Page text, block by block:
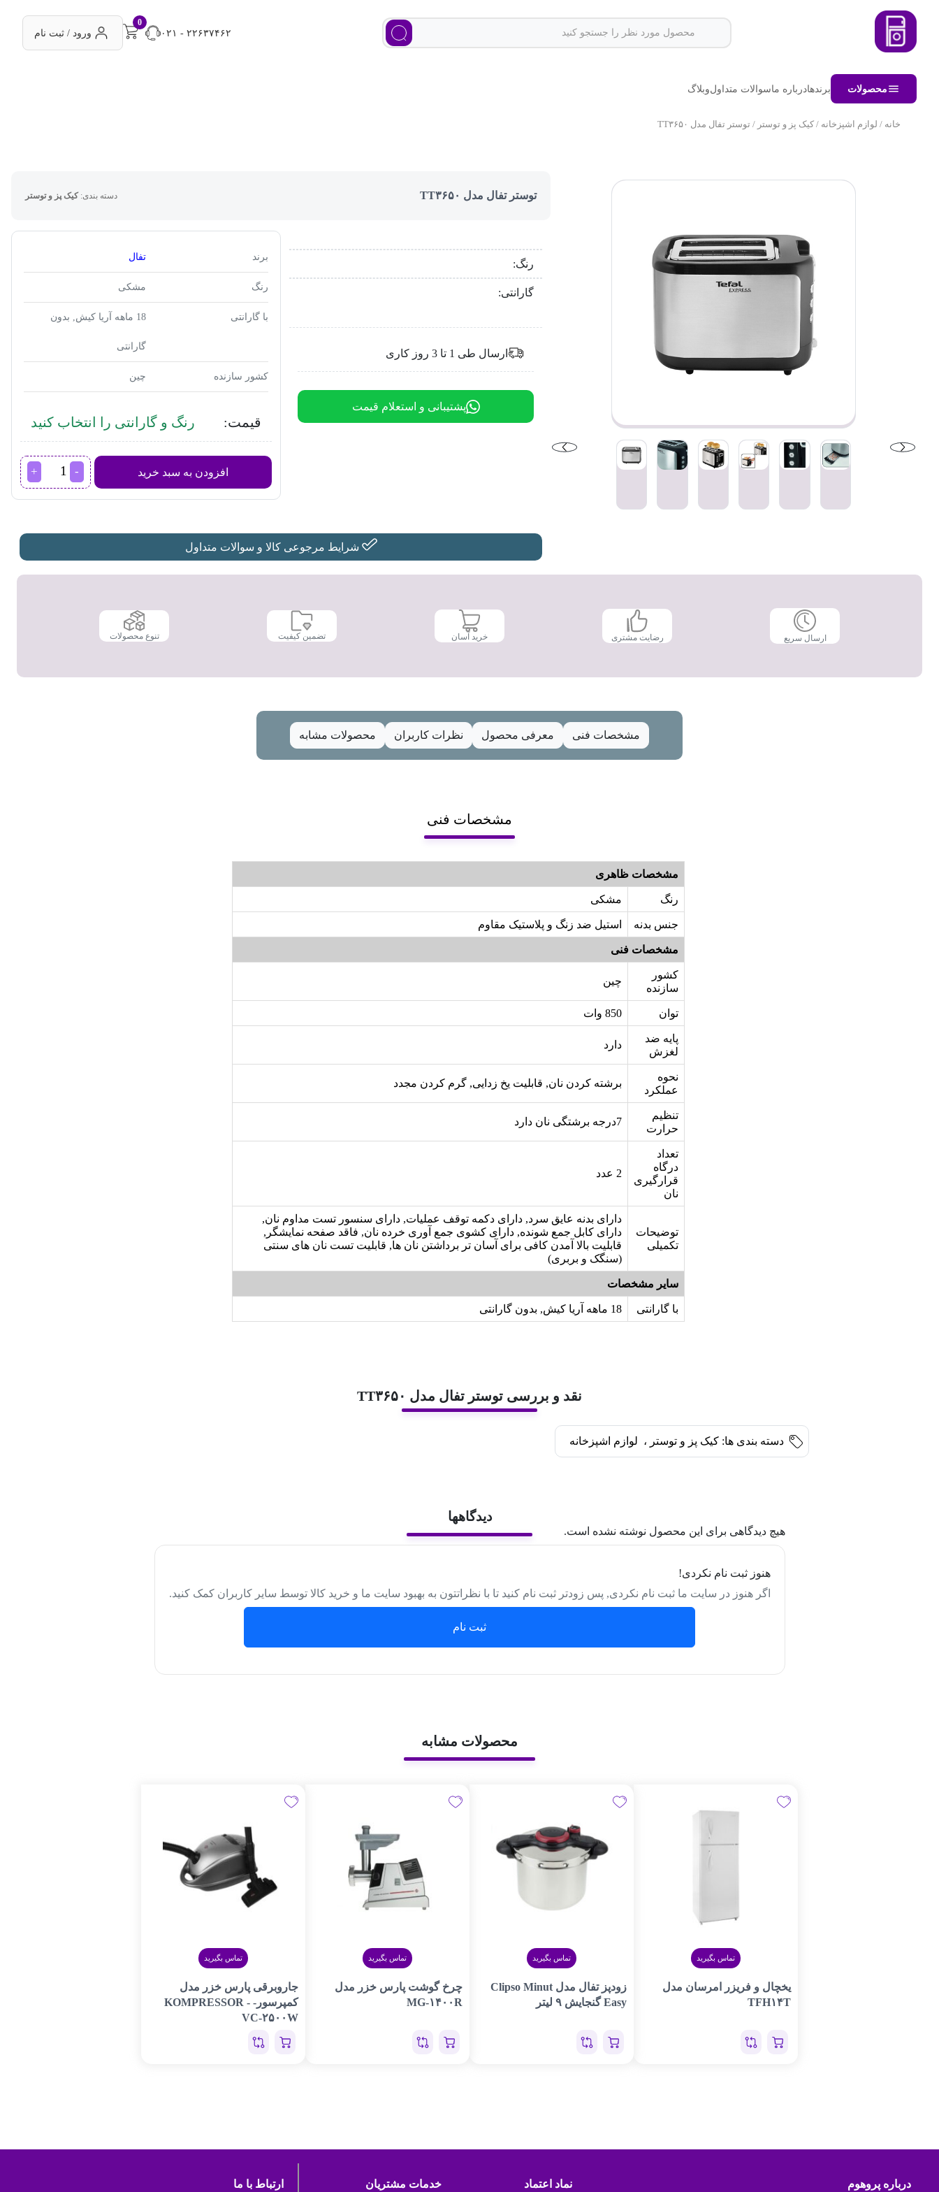
۰۲۱ - ۲۲۶۳۷۴۶۲
0
ورود / ثبت نام
محصولات برندهادرباره ماسوالات متداولوبلاگ
خانه / لوازم اشپزخانه / کیک پز و توستر / توستر تفال مدل TT۳۶۵۰
توستر تفال مدل TT۳۶۵۰ دسته بندی:کیک پز و توستر
رنگ:
گارانتی:
ارسال طی 1 تا 3 روز کاری
پشتیبانی و استعلام قیمت
برند تفال
رنگ مشکی
با گارانتی 18 ماهه آریا کیش, بدون
گارانتی
کشور سازنده چین
قیمت: رنگ و گارانتی را انتخاب کنید
افزودن به سبد خرید
توستر
تفال
شرایط مرجوعی کالا و سوالات متداول
ارسال سریع رضایت مشتری خرید آسان تضمین کیفیت تنوع محصولات
مشخصات فنی معرفی محصول نظرات کاربران محصولات مشابه
مشخصات فنی
مشخصات ظاهری
رنگ مشکی
جنس بدنه استیل ضد زنگ و پلاستیک مقاوم
مشخصات فنی
کشور
سازنده
چین
توان 850 وات
پایه ضد
لغزش
دارد
نحوه
عملکرد
برشته کردن نان, قابلیت یخ زدایی, گرم کردن مجدد
تنظیم
حرارت
7درجه برشتگی نان دارد
تعداد
درگاه
قرارگیری
نان
2 عدد
توضیحات
تکمیلی
دارای بدنه عایق سرد, دارای دکمه توقف عملیات, دارای سنسور تست مداوم نان,
دارای کابل جمع شونده, دارای کشوی جمع آوری خرده نان, فاقد صفحه نمایشگر,
قابلیت بالا آمدن کافی برای آسان تر برداشتن نان ها, قابلیت تست نان های سنتی
(سنگک و بربری)
سایر مشخصات
با گارانتی 18 ماهه آریا کیش, بدون گارانتی
نقد و بررسی توستر تفال مدل TT۳۶۵۰
دسته بندی ها: کیک پز و توستر ، لوازم اشپزخانه
دیدگاهها
هیچ دیدگاهی برای این محصول نوشته نشده است.
هنوز ثبت نام نکردی!
اگر هنوز در سایت ما ثبت نام نکردی, پس زودتر ثبت نام کنید تا با نظراتتون به بهبود سایت ما و خرید کالا توسط سایر کاربران کمک کنید.
ثبت نام
محصولات مشابه
تماس بگیرید
یخچال و فریزر امرسان مدل
TFH۱۴T
تماس بگیرید
زودپز تفال مدل Clipso Minut
Easy گنجایش ۹ لیتر
تماس بگیرید
چرخ گوشت پارس خزر مدل
MG-۱۴۰۰R
تماس بگیرید
جاروبرقی پارس خزر مدل
کمپرسور- KOMPRESSOR -
VC-۲۵۰۰W
درباره پروهوم نماد اعتماد خدمات مشتریان ارتباط با ما